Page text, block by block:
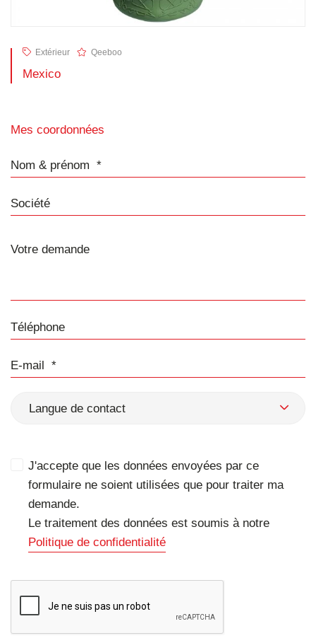
Extérieur Qeeboo
Mexico
Mes coordonnées
Nom & prénom
Société
Téléphone
E-mail
Langue de contact
J'accepte que les données envoyées par ce
formulaire ne soient utilisées que pour traiter ma
demande.
Le traitement des données est soumis à notre
Politique de confidentialité